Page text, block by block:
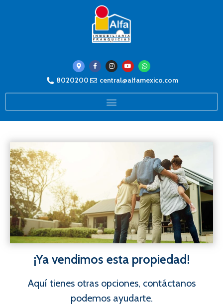
8020200 central@alfamexico.com
¡Ya vendimos esta propiedad!
Aquí tienes otras opciones, contáctanos
podemos ayudarte.